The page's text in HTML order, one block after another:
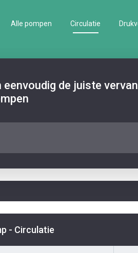
Alle pompen Circulatie
eenvoudig de juiste
- Circulatie